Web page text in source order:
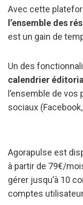
Avec cette
l’ensemble des
est un gain de
Un des
calendrier
l’ensemble de
sociaux
Agorapulse est
à partir de 79€/
gérer jusqu’à 10
comptes